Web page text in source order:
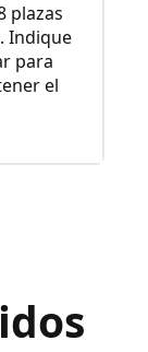
plazas
Indique
para
el